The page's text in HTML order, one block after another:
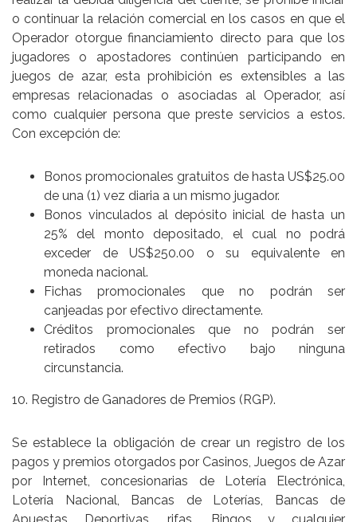
o continuar la relación comercial en los casos en que el
Operador otorgue financiamiento directo para que los
jugadores o apostadores continúen participando en
juegos de azar, esta prohibición es extensibles a las
empresas relacionadas o asociadas al Operador, así
como cualquier persona que preste servicios a estos.
Con excepción de:
Bonos promocionales gratuitos de hasta US$25.00
de una (1) vez diaria a un mismo jugador.
Bonos vinculados al depósito inicial de hasta un
25% del monto depositado, el cual no podrá
exceder de US$250.00 o su equivalente en
moneda nacional.
Fichas promocionales que no podrán ser
canjeadas por efectivo directamente.
Créditos promocionales que no podrán ser
retirados como efectivo bajo ninguna
circunstancia.
10. Registro de Ganadores de Premios (RGP).
Se establece la obligación de crear un registro de los
pagos y premios otorgados por Casinos, Juegos de Azar
por Internet, concesionarias de Lotería Electrónica,
Lotería Nacional, Bancas de Loterías, Bancas de
Apuestas Deportivas, rifas, Bingos y cualquier